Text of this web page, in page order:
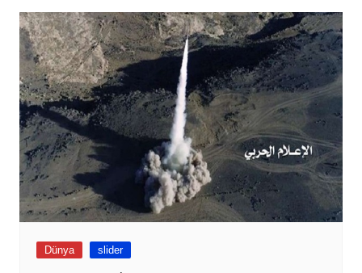
Dünya slider